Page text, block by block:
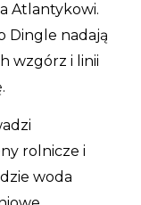
Atlantykowi.
Dingle nadają
wzgórz i linii
rolnicze i
woda